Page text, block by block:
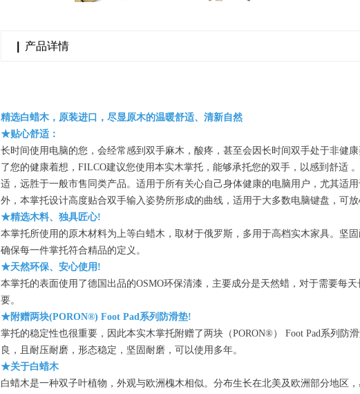
精选白蜡木，原装进口，尽显原木的温暖舒适、清新自然
★贴心舒适：
长时间使用电脑的您，会经常感到双手麻木，酸疼，甚至会因长时间双手处于非健
了您的健康着想，FILCO建议您使用本实木掌托，能够承托您的双手，以感到舒适
适，远胜于一般市售同类产品。适用于所有关心自己身体健康的电脑用户，尤其适
外，本掌托设计高度贴合双手输入姿势所形成的曲线，适用于大多数电脑键盘，可放
★精选木料、独具匠心!
本掌托所使用的原木材料为上等白蜡木，取材于俄罗斯，多用于高档实木家具。坚
确保每一件掌托符合精品的定义。
★天然环保、安心使用!
本掌托的表面使用了德国出品的OSMO环保清漆，主要成分是天然蜡，对于需要每
要。
★附赠两块(PORON®) Foot Pad系列防滑垫!
掌托的稳定性也很重要，因此本实木掌托附赠了两块（PORON®） Foot Pad系列防
良，且耐压耐磨，形态稳定，坚固耐磨，可以使用多年。
★关于白蜡木
白蜡木是一种双子叶植物，外观与欧洲槐木相似。分布生长在北美及欧洲部分地区
产品详情